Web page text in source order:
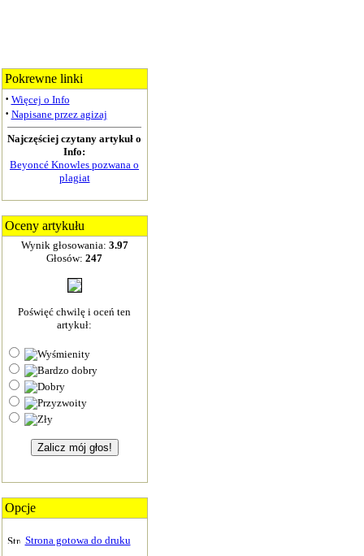
Pokrewne linki
· Więcej o Info
· Napisane przez agizaj
Najczęściej czytany artykuł o
Info:
Beyoncé Knowles pozwana o
plagiat
Oceny artykułu
Wynik głosowania: 3.97
Głosów: 247
Poświęć chwilę i oceń ten
artykuł:
Opcje
Strona gotowa do druku